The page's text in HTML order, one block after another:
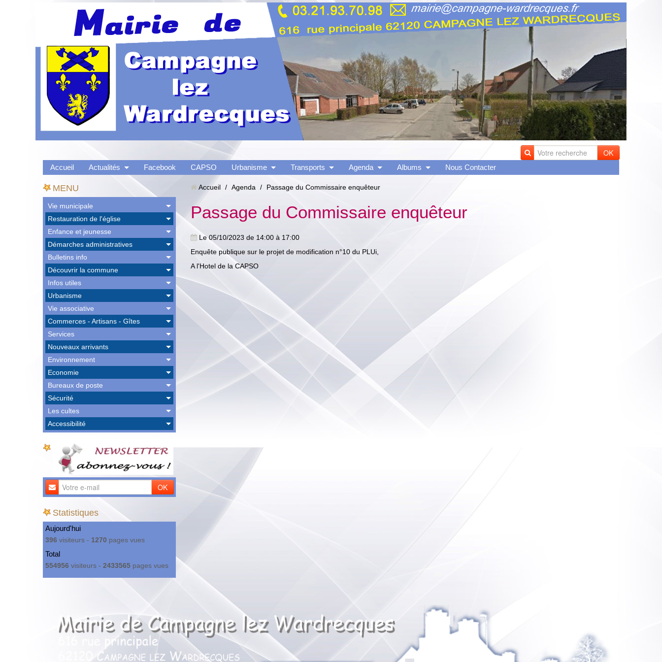
OK
Accueil Actualités Facebook CAPSO Urbanisme Transports Agenda Albums Nous Contacter
MENU
Vie municipale
Restauration de l'église
Enfance et jeunesse
Démarches administratives
Bulletins info
Découvrir la commune
Infos utiles
Urbanisme
Vie associative
Commerces - Artisans - Gîtes
Services
Nouveaux arrivants
Environnement
Economie
Bureaux de poste
Sécurité
Les cultes
Accessibilité
OK
Statistiques
Aujourd'hui
396 visiteurs - 1270 pages vues
Total
554956 visiteurs - 2433565 pages vues
Accueil / Agenda / Passage du Commissaire enquêteur
Passage du Commissaire enquêteur
Le 05/10/2023 de 14:00 à 17:00
Enquête publique sur le projet de modification n°10 du PLUi,
A l'Hotel de la CAPSO